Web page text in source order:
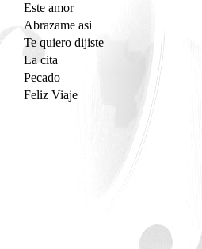
Este amor
Abrazame asi
Te quiero dijiste
La cita
Pecado
Feliz Viaje